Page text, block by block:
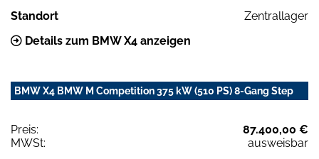
Standort
Zentrallager
Details zum BMW X4 anzeigen
BMW X4 BMW M Competition 375 kW (510 PS) 8-Gang Step
Preis:
87.400,00 €
MWSt:
ausweisbar